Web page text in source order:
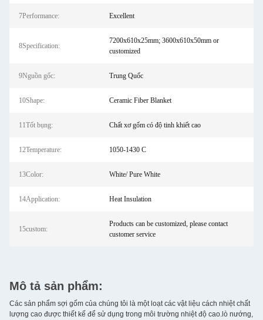
7Performance: Excellent
8Specification:
7200x610x25mm; 3600x610x50mm or
customized
9Nguồn gốc: Trung Quốc
10Shape: Ceramic Fiber Blanket
11Tốt bụng: Chất xơ gốm có độ tinh khiết cao
12Temperature: 1050-1430 C
13Color: White/ Pure White
14Application: Heat Insulation
15custom:
Products can be customized, please contact
customer service
Mô tả sản phẩm:
Các sản phẩm sợi gốm của chúng tôi là một loạt các vật liệu cách nhiệt chất
lượng cao được thiết kế để sử dụng trong môi trường nhiệt độ cao.lò nướng,